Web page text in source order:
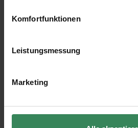
verwendeten Technologien und
Daten finden Sie in unserer
Komfortfunktionen
Leistungsmessung
Marketing